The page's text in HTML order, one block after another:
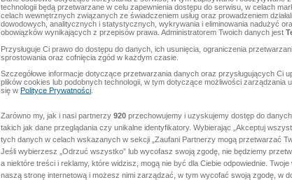
technologii będą przetwarzane w celu zapewnienia dostępu do serwisu, w celach
celach wewnętrznych związanych ze świadczeniem usług oraz prowadzeniem
dowodowych, analitycznych i statystycznych, wykrywania i eliminowania nadużyć
obowiązków wynikających z przepisów prawa. Administratorem Twoich danych jest
Przysługuje Ci prawo do dostępu do danych, ich usunięcia, ograniczenia
sprostowania oraz cofnięcia zgód w każdym czasie.
Szczegółowe informacje dotyczące przetwarzania danych oraz przysługujących Ci
plików cookies lub podobnych technologii, w tym dotyczące możliwości zarządzania
się w Polityce Prywatności
Zarówno my, jak i nasi partnerzy 920 przechowujemy i uzyskujemy dostęp do
takich jak dane przeglądania czy unikalne identyfikatory. Wybierając „Akceptuj
tych danych w celach wskazanych w sekcji „Zaufani Partnerzy mogą przetwarzać
Jeśli wybierzesz „Odrzuć wszystko” lub wycofasz swoją zgodę, nie będziemy
a niektóre treści i reklamy, które widzisz, mogą nie być dla Ciebie odpowiednie. Twoje
naszą stronę internetową i możesz nimi zarządzać, w tym wycofać swoją zgodę, w